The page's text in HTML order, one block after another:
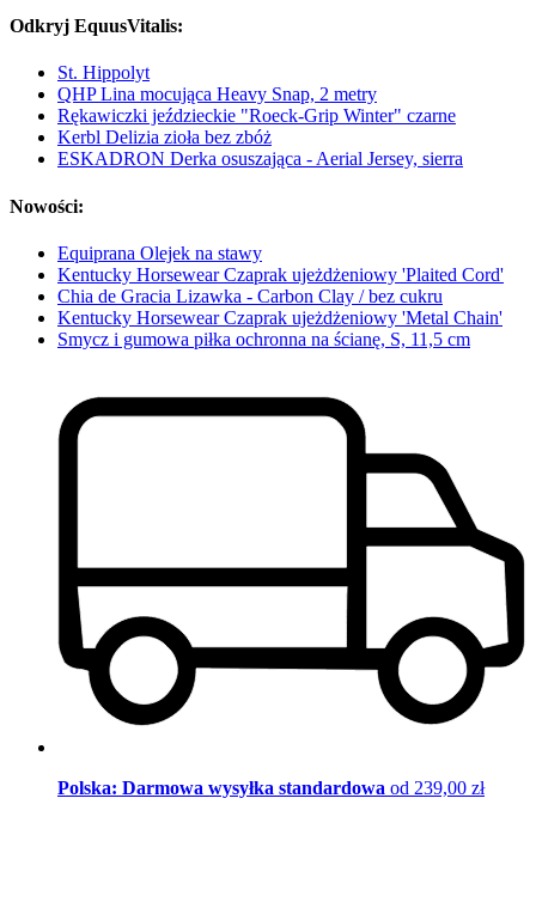
Odkryj EquusVitalis:
St. Hippolyt
QHP Lina mocująca Heavy Snap, 2 metry
Rękawiczki jeździeckie "Roeck-Grip Winter" czarne
Kerbl Delizia zioła bez zbóż
ESKADRON Derka osuszająca - Aerial Jersey, sierra
Nowości:
Equiprana Olejek na stawy
Kentucky Horsewear Czaprak ujeżdżeniowy 'Plaited Cord'
Chia de Gracia Lizawka - Carbon Clay / bez cukru
Kentucky Horsewear Czaprak ujeżdżeniowy 'Metal Chain'
Smycz i gumowa piłka ochronna na ścianę, S, 11,5 cm
Polska: Darmowa wysyłka standardowa od 239,00 zł